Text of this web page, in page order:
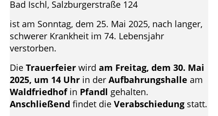
Bad Ischl, Salzburgerstraße 124
ist am Sonntag, dem 25. Mai 2025, nach langer,
schwerer Krankheit im 74. Lebensjahr
verstorben.
Die Trauerfeier wird am Freitag, dem 30. Mai
2025, um 14 Uhr in der Aufbahrungshalle am
Waldfriedhofin Pfandl gehalten.
Anschließend findet die Verabschiedung statt.